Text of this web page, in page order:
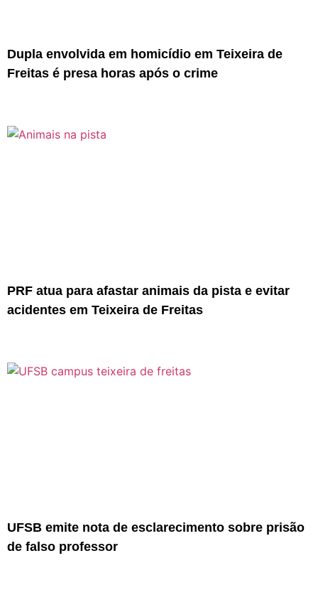
Dupla envolvida em homicídio em Teixeira de
Freitas é presa horas após o crime
PRF atua para afastar animais da pista e evitar
acidentes em Teixeira de Freitas
UFSB emite nota de esclarecimento sobre prisão
de falso professor